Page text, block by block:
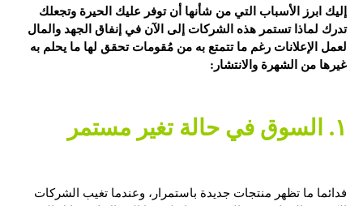
إليك ابرز الأسباب التي من شأنها أن توفر عليك الحيرة وتجعلك
تدرك لماذا تستمر هذه الشركات إلى الآن في إنفاق الجهد والمال
لعمل الإعلانات رغم ما تتمتع به من مُقومات تحقق لها ما يحلم به
غيرها من الشهرة والانتشار:
فدائما ما تظهر منتجات جديدة باستمرار، وعندما تغيب الشركات